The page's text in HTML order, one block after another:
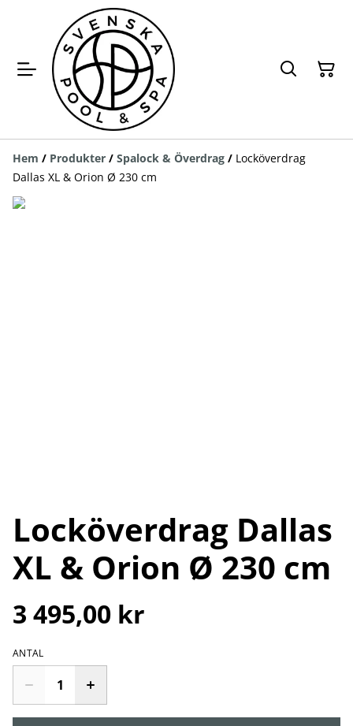
Hem / Produkter / Spalock & Överdrag / Locköverdrag
Dallas XL & Orion Ø 230 cm
Locköverdrag Dallas
XL & Orion Ø 230 cm
3 495,00 kr
ANTAL